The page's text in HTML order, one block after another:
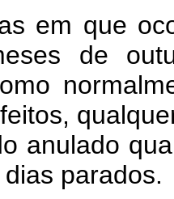
em que
de
anulado
parados.